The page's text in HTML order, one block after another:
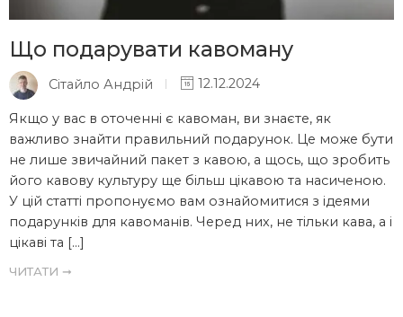
Що подарувати кавоману
Сітайло Андрій 12.12.2024
Якщо у вас в оточенні є кавоман, ви знаєте, як
важливо знайти правильний подарунок. Це може бути
не лише звичайний пакет з кавою, а щось, що зробить
його кавову культуру ще більш цікавою та насиченою.
У цій статті пропонуємо вам ознайомитися з ідеями
подарунків для кавоманів. Черед них, не тільки кава, а і
цікаві та […]
ЧИТАТИ ➞